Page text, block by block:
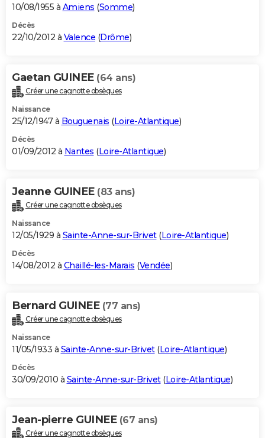
10/08/1955 à Amiens (Somme)
Décès
22/10/2012 à Valence (Drôme)
Gaetan GUINEE (64 ans)
Créer une cagnotte obsèques
Naissance
25/12/1947 à Bouguenais (Loire-Atlantique)
Décès
01/09/2012 à Nantes (Loire-Atlantique)
Jeanne GUINEE (83 ans)
Créer une cagnotte obsèques
Naissance
12/05/1929 à Sainte-Anne-sur-Brivet(Loire-Atlantique)
Décès
14/08/2012 à Chaillé-les-Marais (Vendée)
Bernard GUINEE (77 ans)
Créer une cagnotte obsèques
Naissance
11/05/1933 à Sainte-Anne-sur-Brivet(Loire-Atlantique)
Décès
30/09/2010 à Sainte-Anne-sur-Brivet(Loire-Atlantique)
Jean-pierre GUINEE (67 ans)
Créer une cagnotte obsèques